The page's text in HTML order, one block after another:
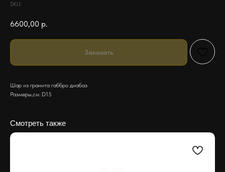
SKU:
6600,00 р.
Заказать
Шар из гранита габбро диабаз
Размеры,см: D15
Смотреть также